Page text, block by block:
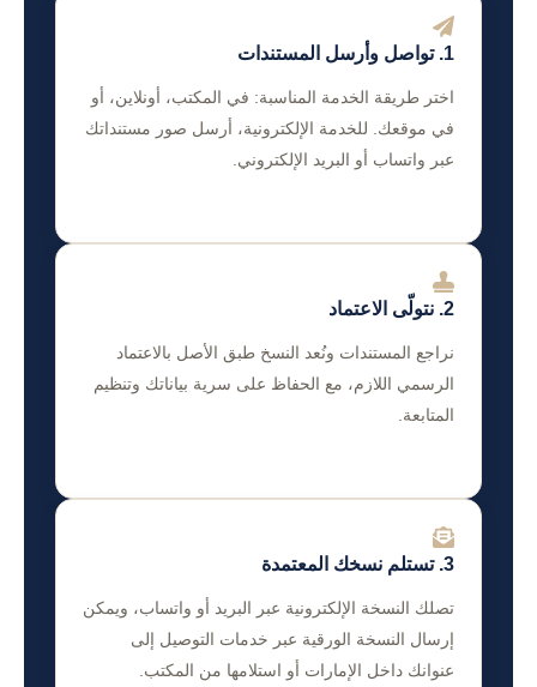
1. تواصل وأرسل المستندات
اختر طريقة الخدمة المناسبة: في المكتب، أونلاين، أو
في موقعك. للخدمة الإلكترونية، أرسل صور مستنداتك
عبر واتساب أو البريد الإلكتروني.
2. نتولّى الاعتماد
نراجع المستندات ونُعد النسخ طبق الأصل بالاعتماد
الرسمي اللازم، مع الحفاظ على سرية بياناتك وتنظيم
المتابعة.
3. تستلم نسخك المعتمدة
تصلك النسخة الإلكترونية عبر البريد أو واتساب، ويمكن
إرسال النسخة الورقية عبر خدمات التوصيل إلى
عنوانك داخل الإمارات أو استلامها من المكتب.